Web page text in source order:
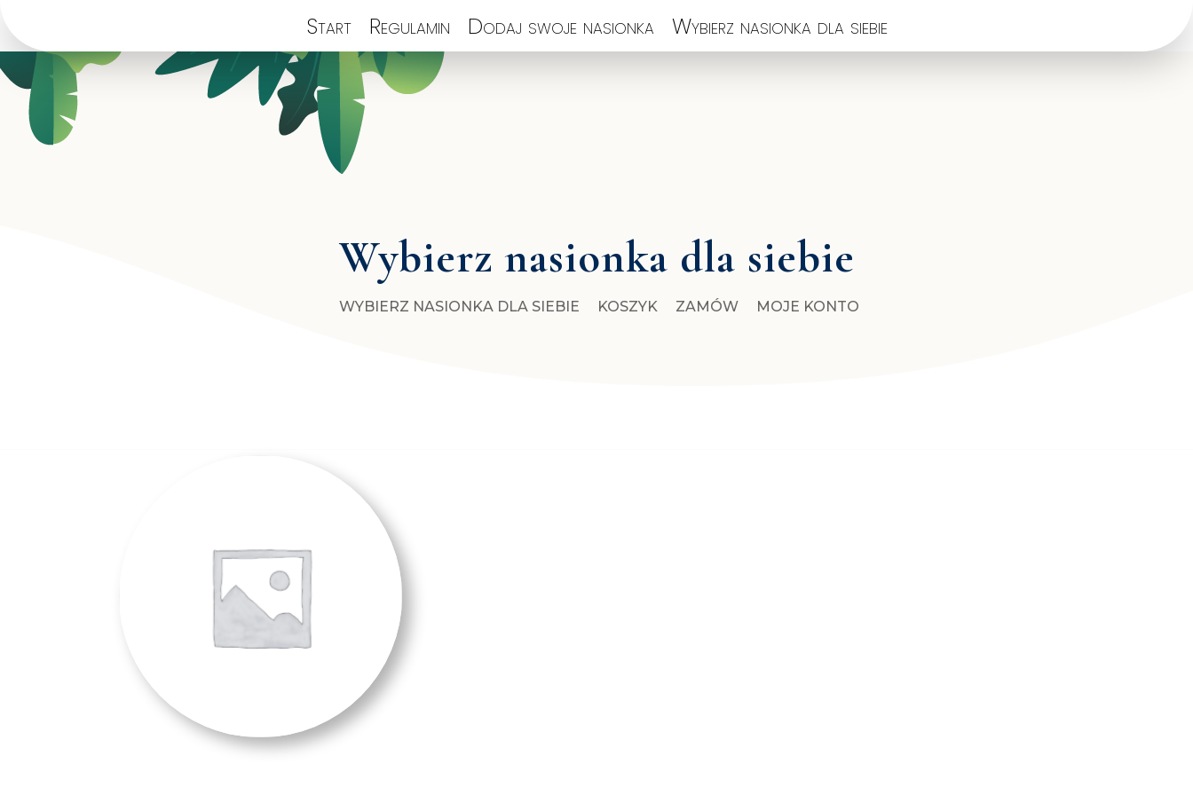
Start Regulamin Dodaj swoje nasionka Wybierz nasionka dla siebie
Wybierz nasionka dla siebie
WYBIERZ NASIONKA DLA SIEBIE KOSZYK ZAMÓW MOJE KONTO